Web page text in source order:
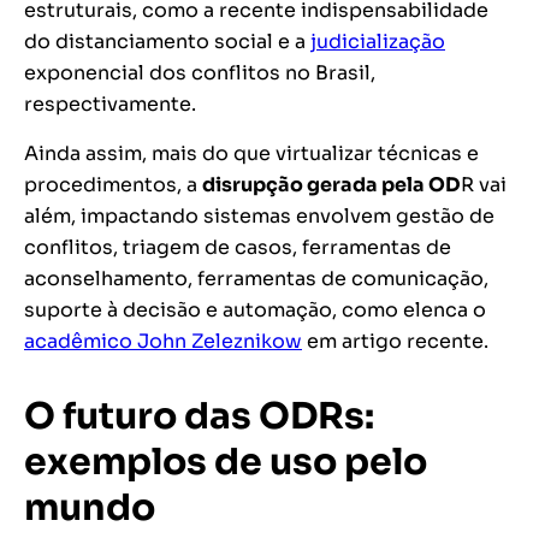
estruturais, como a recente indispensabilidade
do distanciamento social e a judicialização
exponencial dos conflitos no Brasil,
respectivamente.
Ainda assim, mais do que virtualizar técnicas e
procedimentos, a disrupção gerada pela ODR vai
além, impactando sistemas envolvem gestão de
conflitos, triagem de casos, ferramentas de
aconselhamento, ferramentas de comunicação,
suporte à decisão e automação, como elenca o
acadêmico John Zeleznikow em artigo recente.
O futuro das ODRs:
exemplos de uso pelo
mundo